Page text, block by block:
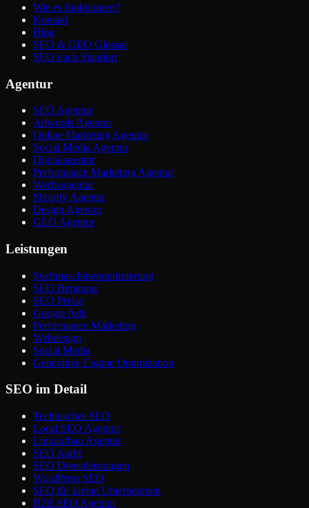
Wie es funktioniert?
Kontakt
Blog
SEO & GEO Glossar
SEO nach Standort
Agentur
SEO Agentur
Adwords Agentur
Online Marketing Agentur
Social Media Agentur
Digitalagentur
Performance Marketing Agentur
Werbeagentur
Shopify Agentur
Design Agentur
GEO Agentur
Leistungen
Suchmaschinenoptimierung
SEO Beratung
SEO Preise
Google Ads
Performance Marketing
Webdesign
Social Media
Generative Engine Optimization
SEO im Detail
Technisches SEO
Local SEO Agentur
Linkaufbau Agentur
SEO Audit
SEO Dienstleistungen
WordPress SEO
SEO für kleine Unternehmen
B2B SEO Agentur